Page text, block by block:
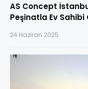
AS Concept
Peşinatla Ev Sahibi
24 Haziran 2025